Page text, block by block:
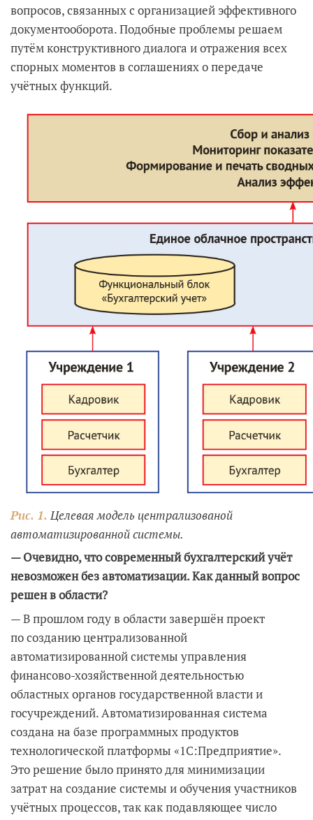
вопросов, связанных с организацией эффективного
документооборота. Подобные проблемы решаем
путём конструктивного диалога и отражения всех
спорных моментов в соглашениях о передаче
учётных функций.
Рис. 1. Целевая модель централизованой
автоматизированной системы.
— Очевидно, что современный бухгалтерский учёт
невозможен без автоматизации. Как данный вопрос
решен в области?
— В прошлом году в области завершён проект
по созданию централизованной
автоматизированной системы управления
финансово-хозяйственной деятельностью
областных органов государственной власти и
госучреждений. Автоматизированная система
создана на базе программных продуктов
технологической платформы «1С:Предприятие».
Это решение было принято для минимизации
затрат на создание системы и обучения участников
учётных процессов, так как подавляющее число